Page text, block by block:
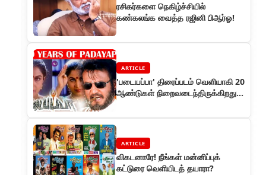
ரசிகர்களை நெகிழ்ச்சியில்
கண்கலங்க வைத்த ரஜினி பிஆர்ஓ!
ARTICLE
'படையப்பா' திரைப்படம் வெளியாகி 20
ஆண்டுகள் நிறைவடைந்திருக்கிறது.
ARTICLE
விகடனாரே! நீங்கள் மன்னிப்புக்
கட்டுரை வெளியிடத் தயாரா?